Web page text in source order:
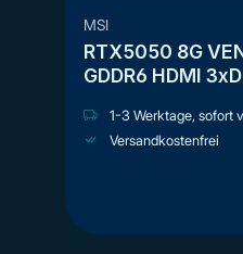
MSI
RTX5050 8G
GDDR6 HDMI
1-3 Werktage, sofort
Versandkostenfrei